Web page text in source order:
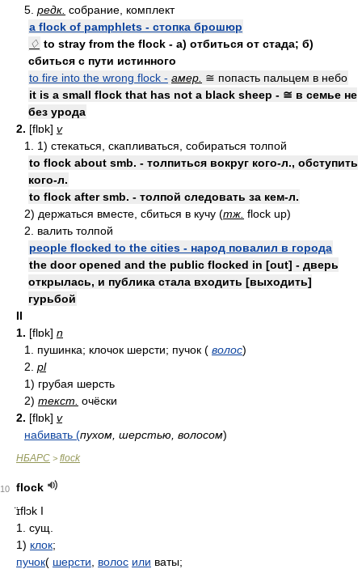
5. редк. собрание, комплект
a flock of pamphlets - стопка брошюр
♢ to stray from the flock - а) отбиться от стада; б)
сбиться с пути истинного
to fire into the wrong flock - амер. ≅ попасть пальцем в небо
it is a small flock that has not a black sheep - ≅ в семье не
без урода
2. [flɒk] v
1. 1) стекаться, скапливаться, собираться толпой
to flock about smb. - толпиться вокруг кого-л., обступить
кого-л.
to flock after smb. - толпой следовать за кем-л.
2) держаться вместе, сбиться в кучу (тж. flock up)
2. валить толпой
people flocked to the cities - народ повалил в города
the door opened and the public flocked in [out] - дверь
открылась, и публика стала входить [выходить]
гурьбой
II
1. [flɒk] n
1. пушинка; клочок шерсти; пучок ( волос)
2. pl
1) грубая шерсть
2) текст. очёски
2. [flɒk] v
набивать (пухом, шерстью, волосом)
НБАРС > flock
10
flock
̈ɪflɔk I
1. сущ.
1) клок;
пучок( шерсти волос или ваты;